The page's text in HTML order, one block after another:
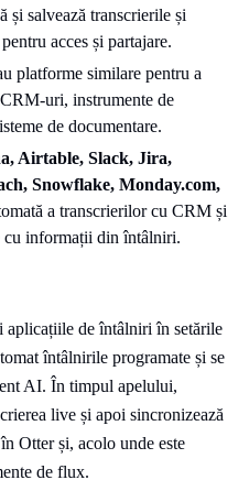
și salvează transcrierile și
acces și partajare.
platforme similare pentru a
uri, instrumente de
de documentare.
Airtable, Slack, Jira,
Snowflake, Monday.com,
a transcrierilor cu CRM și
cu informații din întâlniri.
aplicațiile de întâlniri în setările
întâlnirile programate și se
AI. În timpul apelului,
live și apoi sincronizează
Otter și, acolo unde este
de flux.